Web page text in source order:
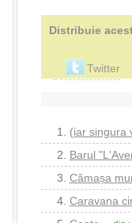
Distribuie
Twitter
1. (iar singura
2. Barul
3. Cămașa
4. Caravana